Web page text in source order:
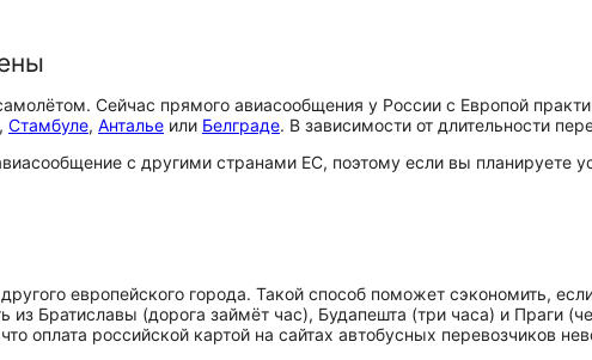
Сейчас прямого авиасообщения у России с Европой
, Стамбуле, Анталье или Белграде. В зависимости от длительности
с другими странами ЕС, поэтому если вы планируете
европейского города. Такой способ поможет сэкономить,
из Братиславы (дорога займёт час), Будапешта (три часа) и Праги
оплата российской картой на сайтах автобусных перевозчиков